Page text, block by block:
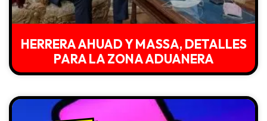
HERRERA AHUAD Y MASSA, DETALLES
PARA LA ZONA ADUANERA